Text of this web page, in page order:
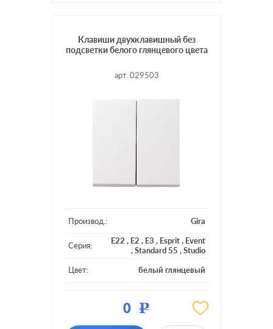
Клавиши двухклавишный без
подсветки белого глянцевого цвета
арт. 029503
Производ.: Gira
Серия: E22 , E2 , E3 , Esprit, Event
,Standard 55 ,Studio
Цвет:
белый глянцевый
клавиш:
0 Р